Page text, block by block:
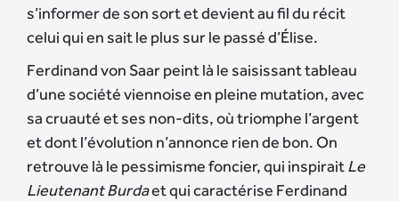
s’informer de son sort et devient au fil du récit
celui qui en sait le plus sur le passé d’Élise.
Ferdinand von Saar peint là le saisissant tableau
d’une société viennoise en pleine mutation, avec
sa cruauté et ses non-dits, où triomphe l’argent
et dont l’évolution n’annonce rien de bon. On
retrouve là le pessimisme foncier, qui inspiraitLe
Lieutenant Burdaet qui caractérise Ferdinand